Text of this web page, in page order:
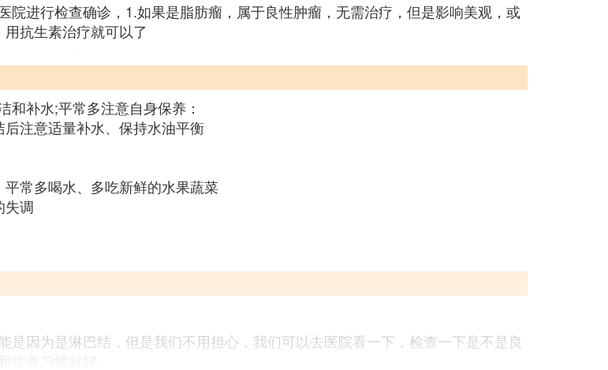
进行检查确诊，1.如果是脂肪瘤，属于良性肿瘤，无需治疗，但是影响美观，或
抗生素治疗就可以了
补水;平常多注意自身保养：
注意适量补水、保持水油平衡
常多喝水、多吃新鲜的水果蔬菜
失调
因为是淋巴结，但是我们不用担心，我们可以去医院看一下，检查一下是不是良